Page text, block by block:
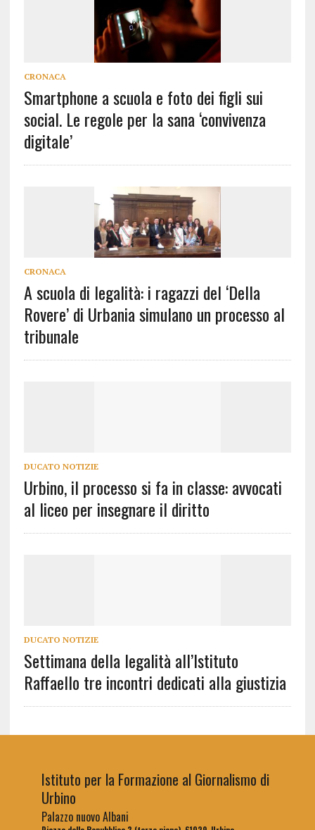
CRONACA
Smartphone a scuola e foto dei figli sui
social. Le regole per la sana ‘convivenza
digitale’
CRONACA
A scuola di legalità: i ragazzi del ‘Della
Rovere’ di Urbania simulano un processo al
tribunale
DUCATO NOTIZIE
Urbino, il processo si fa in classe: avvocati
al liceo per insegnare il diritto
DUCATO NOTIZIE
Settimana della legalità all’Istituto
Raffaello tre incontri dedicati alla giustizia
Istituto per la Formazione al Giornalismo di
Urbino
Palazzo nuovo Albani